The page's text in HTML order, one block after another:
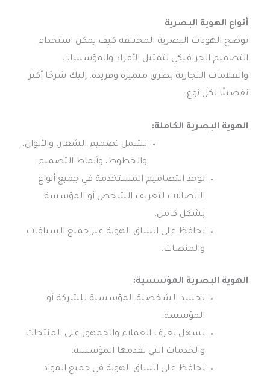
أنواع الهوية البصرية
توضح الهويات البصرية المختلفة كيف يمكن استخدام
التصميم الجرافيكي لتمثيل الأفراد والمؤسسات
والعلامات التجارية بطرق متميزة وفريدة. إليك شرحًا أكثر
تفصيلًا لكل نوع:
الهوية البصرية الكاملة:
تشمل تصميم الشعار، والألوان،
والخطوط، وأنماط التصميم.
توحد التصاميم المستخدمة في جميع أنواع
الاتصالات لتعريف الشخص أو المؤسسة
بشكل كامل.
تحافظ على اتساق الهوية عبر جميع السياقات
والمنصات.
الهوية البصرية المؤسسية:
تجسد الشخصية المؤسسية للشركة أو
المؤسسة.
تسهل تعرف العملاء والجمهور على المنتجات
والخدمات التي تقدمها المؤسسة.
تحافظ على اتساق الهوية في جميع المواد